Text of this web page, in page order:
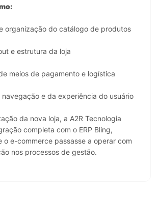
organização do catálogo de produtos
e estrutura da loja
meios de pagamento e logística
e da experiência do usuário
da nova loja, a A2R Tecnologia
completa com o ERP Bling,
o e-commerce passasse a operar com
nos processos de gestão.